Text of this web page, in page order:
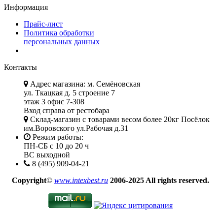
Информация
Прайс-лист
Политика обработки
персональных данных
Контакты
Адрес магазина: м. Семёновская
ул. Ткацкая д. 5 строение 7
этаж 3 офис 7-308
Вход справа от рестобара
Склад-магазин с товарами весом более 20кг Посёлок
им.Воровского ул.Рабочая д.31
Режим работы:
ПН-СБ с 10 до 20 ч
ВС выходной
8 (495) 909-04-21
Copyright© www.intexbest.ru 2006-2025 All rights reserved.